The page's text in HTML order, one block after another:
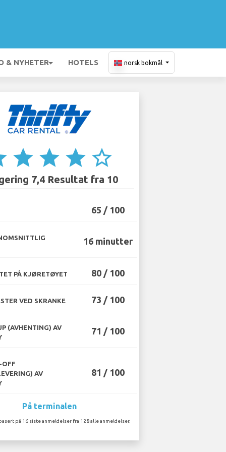
& NYHETER HOTELS norsk bokmål
star star star star_border
7,4 Resultat fra 10
65 / 100
16 minutter
PÅ KJØRETØYET 80 / 100
VED SKRANKE 73 / 100
(AVHENTING) AV
71 / 100
OFF
AV
81 / 100
På terminalen
på 16 siste anmeldelser fra 128 alle anmeldelser.